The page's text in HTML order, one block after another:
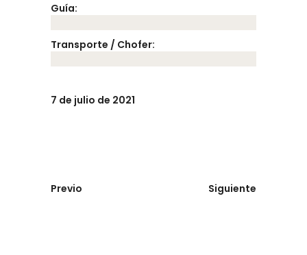
Guía:
Transporte / Chofer:
7 de julio de 2021
Previo Siguiente